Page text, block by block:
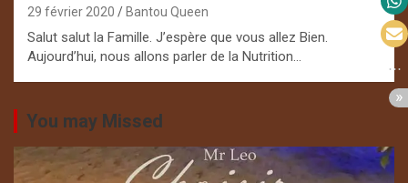
29 février 2020 Bantou Queen
Salut salut la Famille. J’espère que vous allez Bien.
Aujourd’hui, nous allons parler de la Nutrition…
You may Missed